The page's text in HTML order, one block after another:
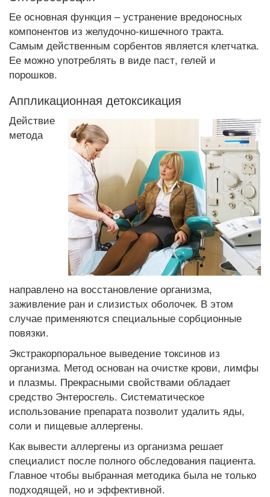
Ее основная функция – устранение вредоносных
компонентов из желудочно-кишечного тракта.
Самым действенным сорбентов является клетчатка.
Ее можно употреблять в виде паст, гелей и
порошков.
Аппликационная детоксикация
Действие
метода
направлено на восстановление организма,
заживление ран и слизистых оболочек. В этом
случае применяются специальные сорбционные
повязки.
Экстракорпоральное выведение токсинов из
организма. Метод основан на очистке крови, лимфы
и плазмы. Прекрасными свойствами обладает
средство Энтеросгель. Систематическое
использование препарата позволит удалить яды,
соли и пищевые аллергены.
Как вывести аллергены из организма решает
специалист после полного обследования пациента.
Главное чтобы выбранная методика была не только
подходящей, но и эффективной.